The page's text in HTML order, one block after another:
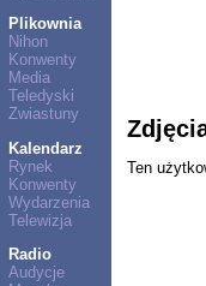
Plikownia
Nihon
Konwenty
Media
Teledyski
Zwiastuny
Kalendarz
Rynek
Konwenty
Wydarzenia
Telewizja
Radio
Audycje
Ten